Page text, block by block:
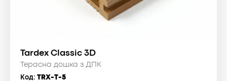
Tardex Classic 3D
Терасна дошка з ДПК
Код: TRX-T-5